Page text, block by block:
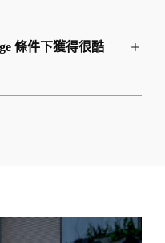
條件下獲得很酷